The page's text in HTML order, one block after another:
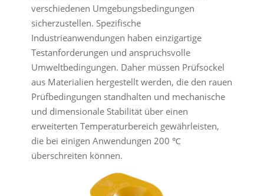
verschiedenen Umgebungsbedingungen
sicherzustellen. Spezifische
Industrieanwendungen haben einzigartige
Testanforderungen und anspruchsvolle
Umweltbedingungen. Daher müssen Prüfsockel
aus Materialien hergestellt werden, die den rauen
Prüfbedingungen standhalten und mechanische
und dimensionale Stabilität über einen
erweiterten Temperaturbereich gewährleisten,
die bei einigen Anwendungen 200 ℃
überschreiten können.